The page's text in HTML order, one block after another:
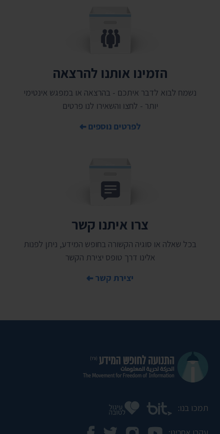
הזמינו אותנו להרצאה
נשמח לבוא לדבר איתכם - בהרצאה או במפגש אינטימי
יותר - לחצו והשאירו לנו פרטים
לפרטים נוספים
צרו איתנו קשר
בכל שאלה או סוגיה הקשורה בחופש המידע, ניתן לפנות
אלינו דרך טופס יצירת הקשר
יצירת קשר
תמכו בנו: